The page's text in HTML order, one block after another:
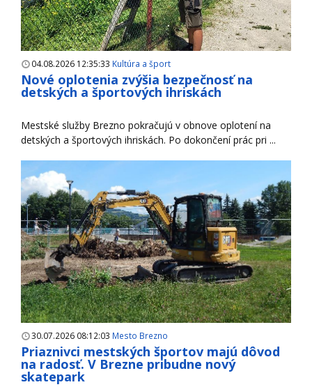
04.08.2026 12:35:33 Kultúra a šport
Nové oplotenia zvýšia bezpečnosť na
detských a športových ihriskách
Mestské služby Brezno pokračujú v obnove oplotení na
detských a športových ihriskách. Po dokončení prác pri ...
30.07.2026 08:12:03 Mesto Brezno
Priaznivci mestských športov majú dôvod
na radosť. V Brezne pribudne nový
skatepark